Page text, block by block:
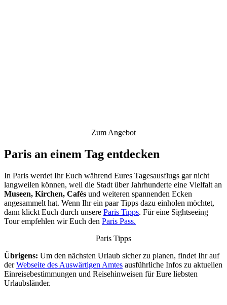
Zum Angebot
Paris an einem Tag entdecken
In Paris werdet Ihr Euch während Eures Tagesausflugs gar nicht
langweilen können, weil die Stadt über Jahrhunderte eine Vielfalt an
Museen, Kirchen, Cafés und weiteren spannenden Ecken
angesammelt hat. Wenn Ihr ein paar Tipps dazu einholen möchtet,
dann klickt Euch durch unsere Paris Tipps. Für eine Sightseeing
Tour empfehlen wir Euch den Paris Pass.
Paris Tipps
Übrigens: Um den nächsten Urlaub sicher zu planen, findet Ihr auf
derWebseite des Auswärtigen Amtes ausführliche Infos zu aktuellen
Einreisebestimmungen und Reisehinweisen für Eure liebsten
Urlaubsländer.